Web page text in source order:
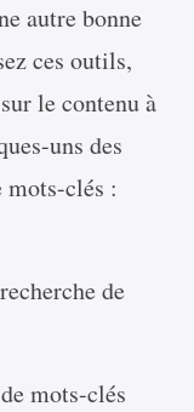
autre bonne
ces outils,
le contenu à
uns des
clés :
de
mots-clés